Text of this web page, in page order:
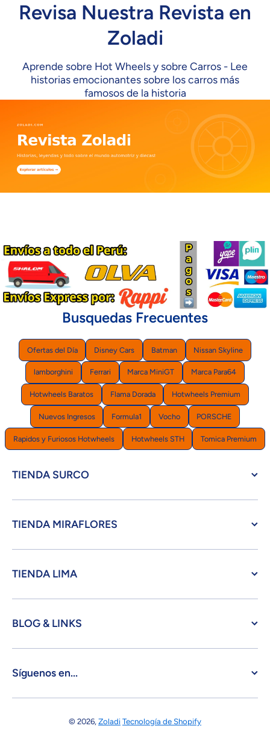
Revisa Nuestra Revista en
Zoladi
Aprende sobre Hot Wheels y sobre Carros - Lee
historias emocionantes sobre los carros más
famosos de la historia
Busquedas Frecuentes
Ofertas del Día Disney Cars Batman Nissan Skyline
lamborghini Ferrari Marca MiniGT Marca Para64
Hotwheels Baratos Flama Dorada Hotwheels Premium
Nuevos Ingresos Formula1 Vocho PORSCHE
Rapidos y Furiosos Hotwheels Hotwheels STH Tomica Premium
TIENDA SURCO
TIENDA MIRAFLORES
TIENDA LIMA
BLOG & LINKS
Síguenos en...
© 2026,Zoladi Tecnología de Shopify